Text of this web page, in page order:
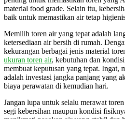
material food grade. Selain itu,
baik untuk memastikan air tetap
Memilih toren air yang tepat adalah
ketersediaan air bersih di rumah.
kekurangan berbagai jenis material
ukuran toren air, kebutuhan dan
membuat keputusan yang tepat. Ingat,
adalah investasi jangka panjang yang
biaya perawatan di kemudian hari.
Jangan lupa untuk selalu merawat
segi kebersihan maupun kondisi